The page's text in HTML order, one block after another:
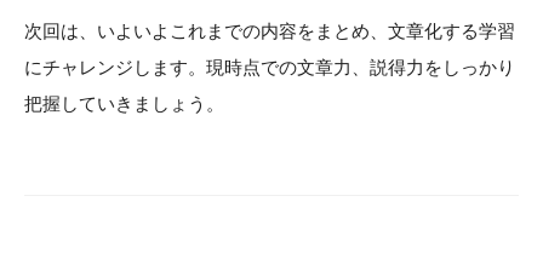
次回は、いよいよこれまでの内容をまとめ、文章化する学習
にチャレンジします。現時点での文章力、説得力をしっかり
把握していきましょう。